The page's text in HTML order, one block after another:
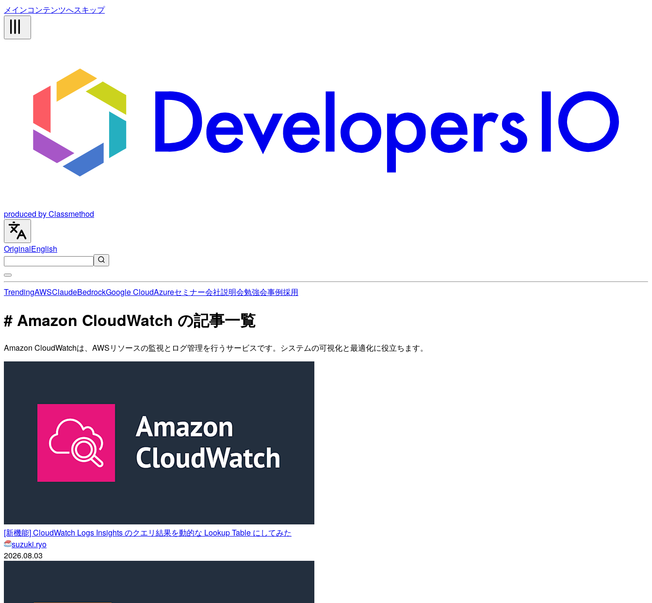
メインコンテンツへスキップ
produced by Classmethod
OriginalEnglish
TrendingAWSClaudeBedrockGoogle CloudAzureセミナー会社説明会勉強会事例採用
# Amazon CloudWatch の記事一覧
Amazon CloudWatchは、AWSリソースの監視とログ管理を行うサービスです。システムの可視化と最適化に役立ちます。
[新機能] CloudWatch Logs Insights のクエリ結果を動的な Lookup Table にしてみた
suzuki.ryo
2026.08.03